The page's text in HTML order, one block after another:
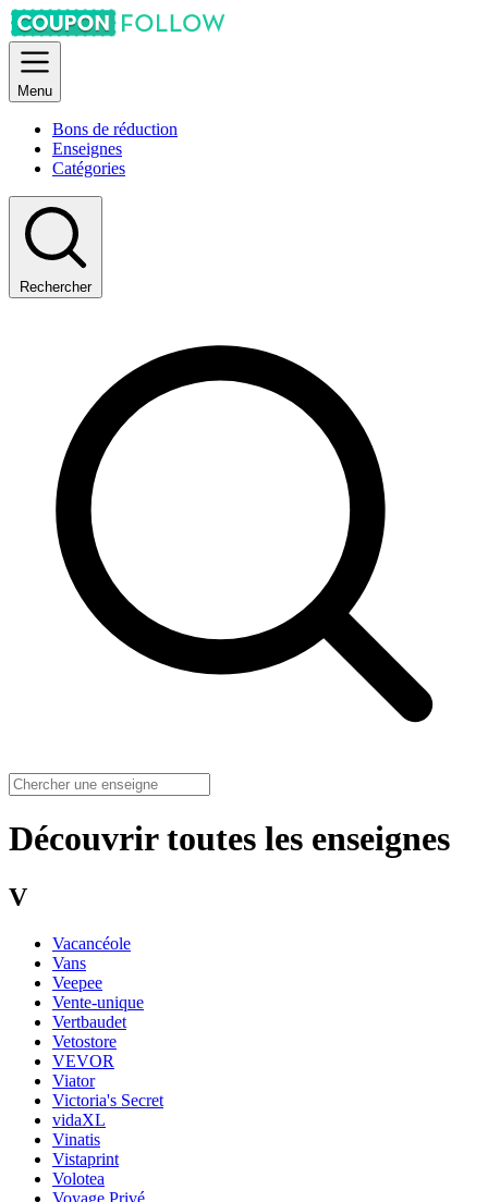
Menu
Bons de réduction
Enseignes
Catégories
Rechercher
Découvrir toutes les enseignes
V
Vacancéole
Vans
Veepee
Vente-unique
Vertbaudet
Vetostore
VEVOR
Viator
Victoria's Secret
vidaXL
Vinatis
Vistaprint
Volotea
Voyage Privé